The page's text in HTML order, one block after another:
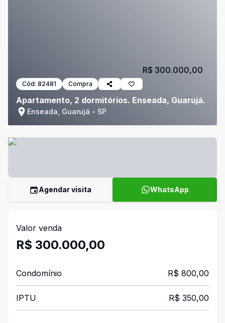
Cód: 82481 Compra
Apartamento, 2 dormitórios. Enseada, Guarujá.
Enseada, Guarujá - SP
R$ 300.000,00
Agendar visita WhatsApp
Valor venda
R$ 300.000,00
Condomínio R$ 800,00
IPTU R$ 350,00